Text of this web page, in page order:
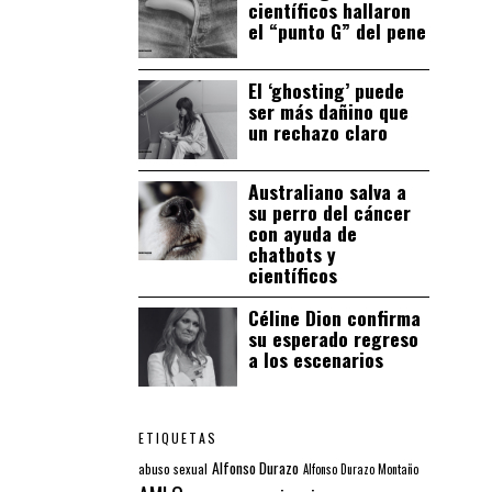
científicos hallaron
el “punto G” del pene
El ‘ghosting’ puede
ser más dañino que
un rechazo claro
Australiano salva a
su perro del cáncer
con ayuda de
chatbots y
científicos
Céline Dion confirma
su esperado regreso
a los escenarios
ETIQUETAS
abuso sexual Alfonso Durazo Alfonso Durazo Montaño